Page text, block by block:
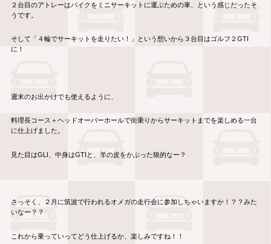
２台目のアトレーはバイクをミニサーキットに運ぶための車、という感じだったそ
うです。
そして「４輪でサーキットを走りたい！」という想いから３台目はゴルフ２GTI
に！
週末のお出かけでも使えるように、
料理長コース＋ヘッドオーバーホールで街乗りからサーキットまでを楽しめる一台
に仕上げました。
見た目はGLI、中身はGTIと、羊の皮をかぶった狼的なー？
さっそく、２月に筑波で行われるオメガの走行会に参加しちゃいますか！？？みた
いなー？？
これから乗っていってどう仕上げるか、楽しみですね！！